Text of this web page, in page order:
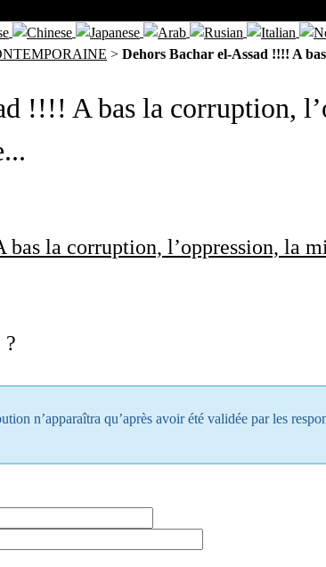
> Dehors Bachar el-Assad !!!! A
!!!! A bas la corruption,
la corruption, l’oppression, la
?
n’apparaîtra qu’après avoir été validée par les